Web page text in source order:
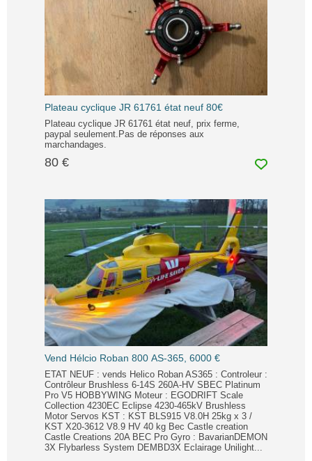
Plateau cyclique JR 61761 état neuf 80€
Plateau cyclique JR 61761 état neuf, prix ferme,
paypal seulement.Pas de réponses aux
marchandages.
80 €
Vend Hélcio Roban 800 AS-365, 6000 €
ETAT NEUF : vends Helico Roban AS365 : Controleur :
Contrôleur Brushless 6-14S 260A-HV SBEC Platinum
Pro V5 HOBBYWING Moteur : EGODRIFT Scale
Collection 4230EC Eclipse 4230-465kV Brushless
Motor Servos KST : KST BLS915 V8.0H 25kg x 3 /
KST X20-3612 V8.9 HV 40 kg Bec Castle creation
Castle Creations 20A BEC Pro Gyro : BavarianDEMON
3X Flybarless System DEMBD3X Eclairage Unilight...